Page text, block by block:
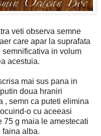
veti observa semne
care apar la suprafata
semnificativa in volum
acestuia.
mai sus pana in
doua hraniri
, semn ca puteti elimina
o cu aceeasi
75 g maia le amestecati
faina alba.